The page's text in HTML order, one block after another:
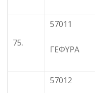
75.
57011
ΓΕΦΥΡΑ
57012